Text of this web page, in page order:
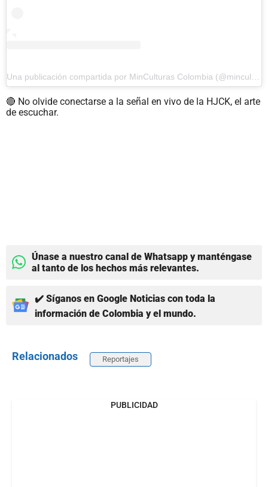
🔴 No olvide conectarse a la señal en vivo de la HJCK, el arte
de escuchar.
Únase a nuestro canal de Whatsapp y manténgase
al tanto de los hechos más relevantes.
✔️ Síganos en Google Noticias con toda la
información de Colombia y el mundo.
Relacionados Reportajes
PUBLICIDAD